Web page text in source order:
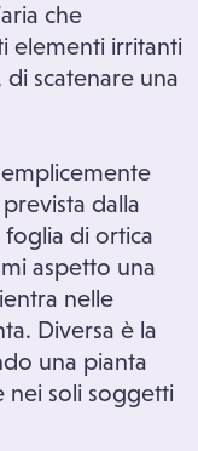
che
elementi irritanti
scatenare una
dalla
di ortica
aspetto una
nelle
Diversa è la
una pianta
nei soli soggetti